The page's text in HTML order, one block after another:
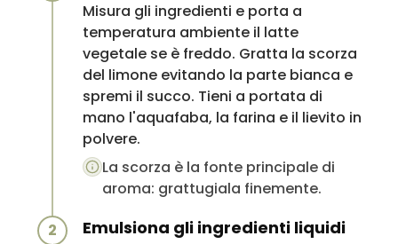
Misura gli ingredienti e porta a
temperatura ambiente il latte
vegetale se è freddo. Gratta la scorza
del limone evitando la parte bianca e
spremi il succo. Tieni a portata di
mano l'aquafaba, la farina e il lievito in
polvere.
La scorza è la fonte principale di
aroma: grattugiala finemente.
2 Emulsiona gli ingredienti liquidi